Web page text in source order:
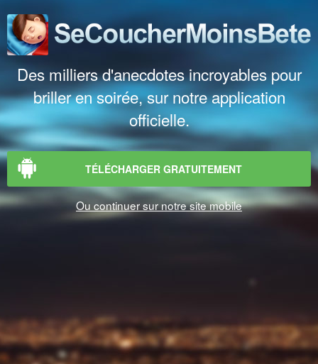
Des milliers d'anecdotes incroyables pour
briller en soirée, sur notre application
officielle.
TÉLÉCHARGER GRATUITEMENT
Ou continuer sur notre site mobile